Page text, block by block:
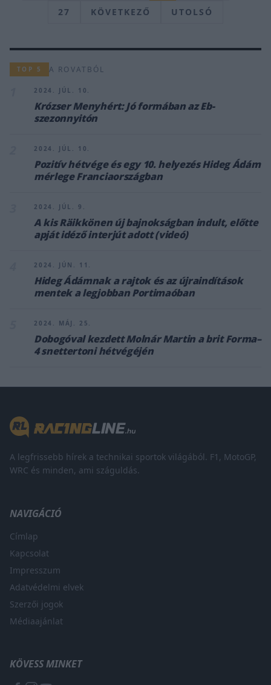
27
KÖVETKEZŐ UTOLSÓ
TOP 5 A ROVATBÓL
2024. JÚL. 10.
Krózser Menyhért: Jó formában az Eb-
szezonnyitón
2024. JÚL. 10.
Pozitív hétvége és egy 10. helyezés Hideg Ádám
mérlege Franciaországban
2024. JÚL. 9.
A kis Räikkönen új bajnokságban indult, előtte
apját idéző interjút adott (videó)
2024. JÚN. 11.
Hideg Ádámnak a rajtok és az újraindítások
mentek a legjobban Portimaóban
2024. MÁJ. 25.
Dobogóval kezdett Molnár Martin a brit Forma–
4 snettertoni hétvégéjén
A legfrissebb hírek a technikai sportok világából. F1, MotoGP,
WRC és minden, ami száguldás.
NAVIGÁCIÓ
Címlap
Kapcsolat
Impresszum
Adatvédelmi elvek
Szerzői jogok
Médiaajánlat
KÖVESS MINKET